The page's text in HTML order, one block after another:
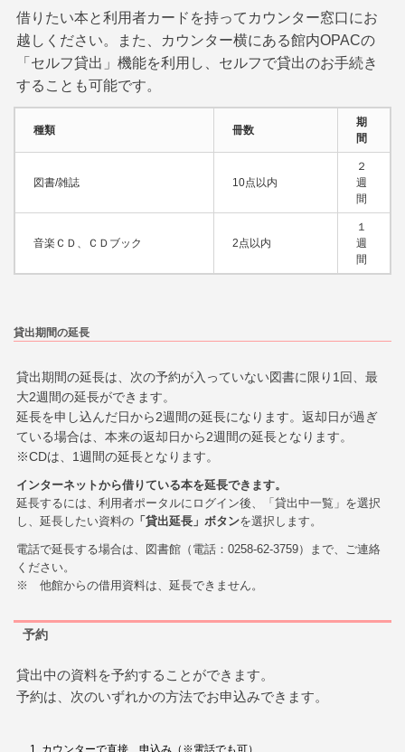
借りたい本と利用者カードを持ってカウンター窓口にお
越しください。また、カウンター横にある館内OPACの
「セルフ貸出」機能を利用し、セルフで貸出のお手続き
することも可能です。
種類 冊数
期
間
図書/雑誌 10点以内
２
週
間
音楽ＣＤ、ＣＤブック 2点以内
１
週
間
貸出期間の延長
貸出期間の延長は、次の予約が入っていない図書に限り1回、最
大2週間の延長ができます。
延長を申し込んだ日から2週間の延長になります。返却日が過ぎ
ている場合は、本来の返却日から2週間の延長となります。
※CDは、1週間の延長となります。
インターネットから借りている本を延長できます。
延長するには、利用者ポータルにログイン後、「貸出中一覧」を選択
し、延長したい資料の「貸出延長」ボタンを選択します。
電話で延長する場合は、図書館（電話：0258-62-3759）まで、ご連絡
ください。
※ 他館からの借用資料は、延長できません。
予約
貸出中の資料を予約することができます。
予約は、次のいずれかの方法でお申込みできます。
カウンターで直接、申込み（※電話でも可）